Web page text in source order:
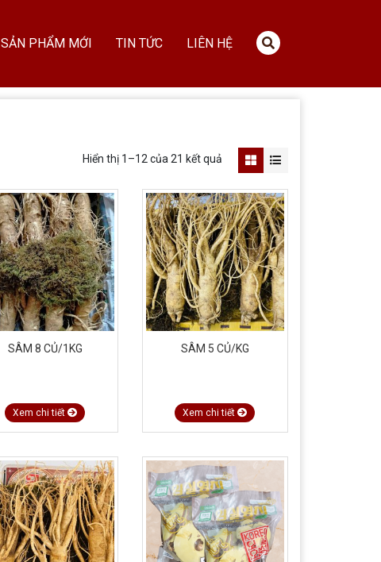
SẢN PHẨM MỚI TIN TỨC LIÊN HỆ
Hiển thị 1–12 của 21 kết quả
SÂM 8 CỦ/1KG
Xem chi tiết
SÂM 5 CỦ/KG
Xem chi tiết